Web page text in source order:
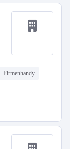
Firmenhandy